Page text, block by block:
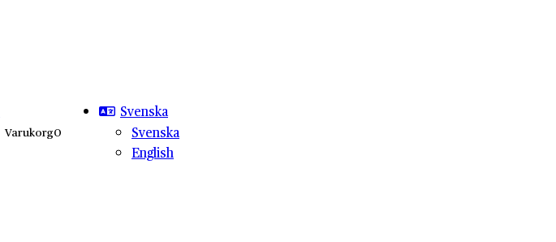
Varukorg0
Svenska
Svenska
English